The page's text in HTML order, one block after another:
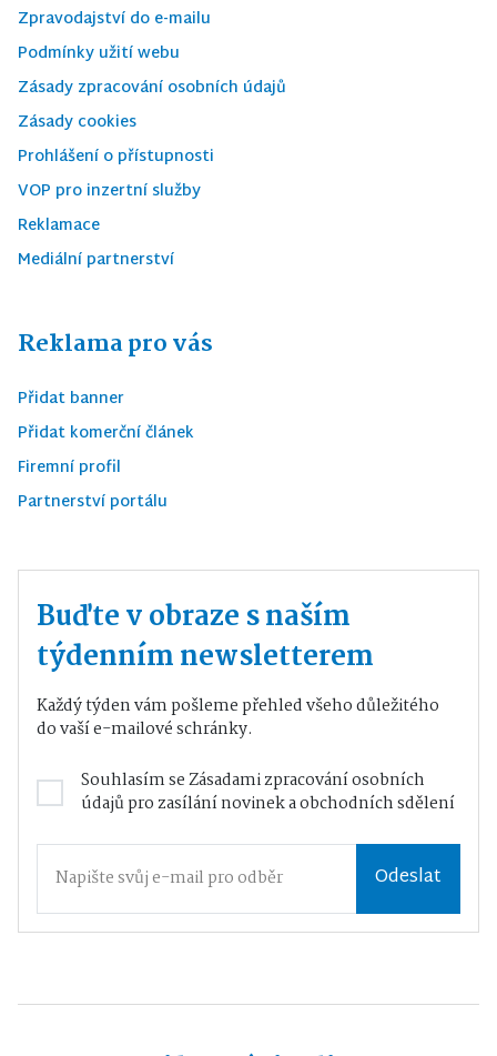
Zpravodajství do e-mailu
Podmínky užití webu
Zásady zpracování osobních údajů
Zásady cookies
Prohlášení o přístupnosti
VOP pro inzertní služby
Reklamace
Mediální partnerství
Reklama pro vás
Přidat banner
Přidat komerční článek
Firemní profil
Partnerství portálu
Buďte v obraze s naším
týdenním newsletterem
Každý týden vám pošleme přehled všeho důležitého
do vaší e-mailové schránky.
Souhlasím seZásadami zpracování osobních
údajůpro zasílání novinek a obchodních sdělení
Odeslat